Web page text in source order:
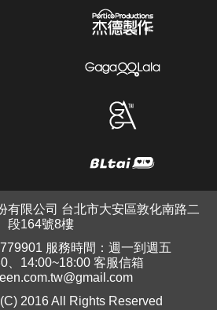
有限公司 台北市大安區敦化南路二
段164號8樓
服務時間：週一到週五
、14:00~18:00 客服信箱
2016 All Rights Reserved